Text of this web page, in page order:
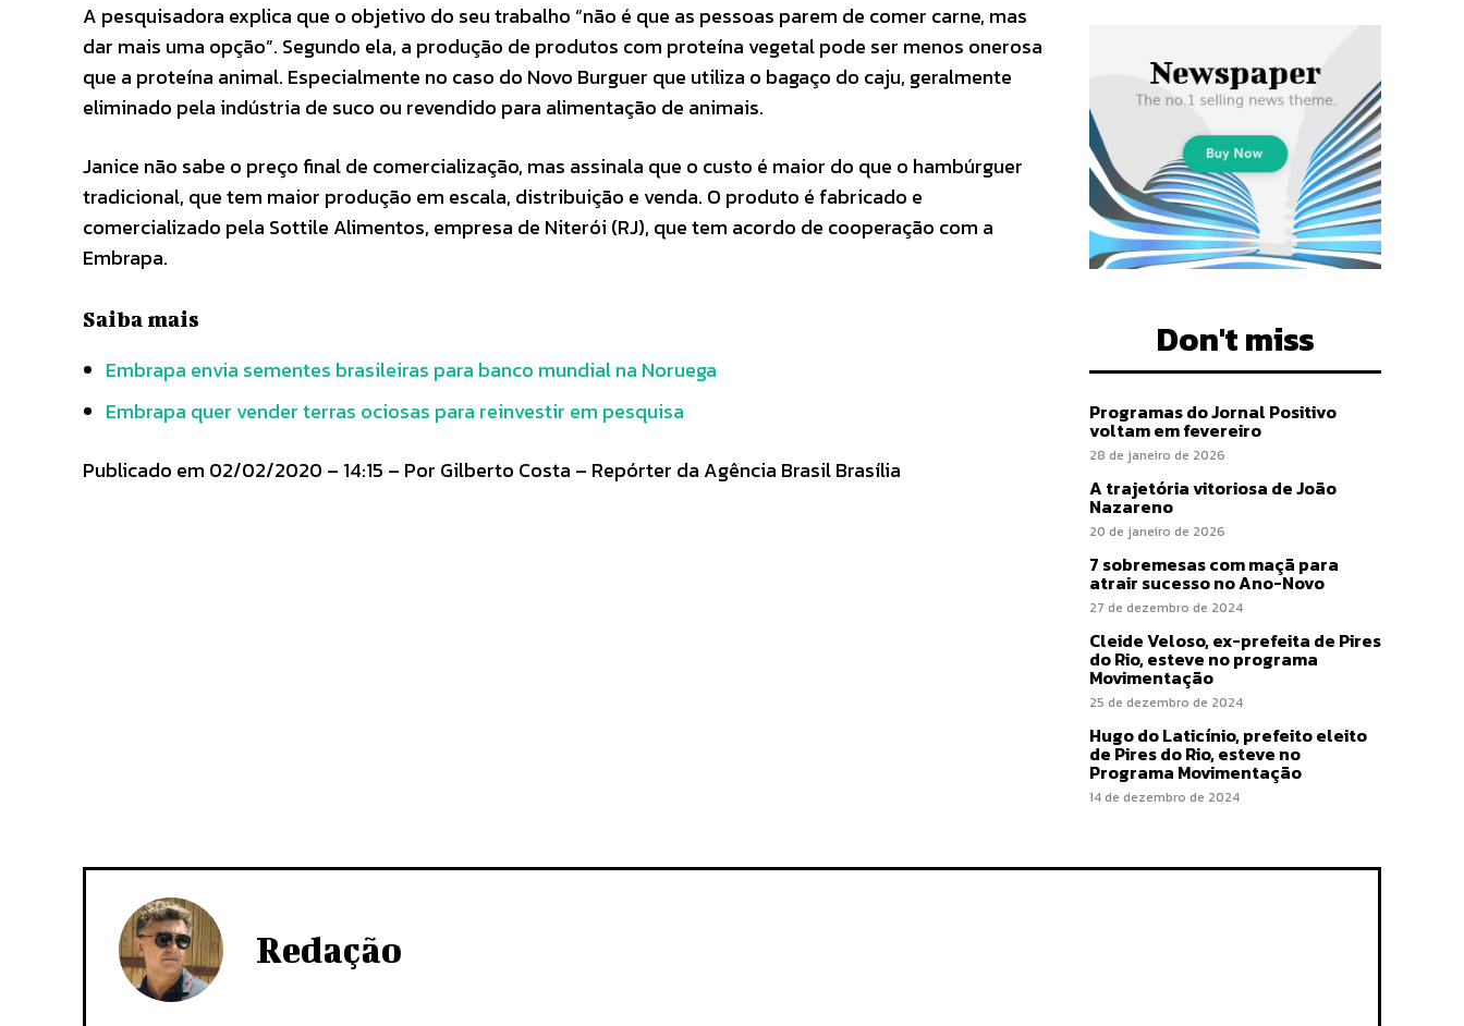
A pesquisadora explica que o objetivo do seu trabalho “não é que as pessoas parem de comer carne, mas
dar mais uma opção”. Segundo ela, a produção de produtos com proteína vegetal pode ser menos onerosa
que a proteína animal. Especialmente no caso do Novo Burguer que utiliza o bagaço do caju, geralmente
eliminado pela indústria de suco ou revendido para alimentação de animais.
Janice não sabe o preço final de comercialização, mas assinala que o custo é maior do que o hambúrguer
tradicional, que tem maior produção em escala, distribuição e venda. O produto é fabricado e
comercializado pela Sottile Alimentos, empresa de Niterói (RJ), que tem acordo de cooperação com a
Embrapa.
Saiba mais
Embrapa envia sementes brasileiras para banco mundial na Noruega
Embrapa quer vender terras ociosas para reinvestir em pesquisa
Publicado em 02/02/2020 – 14:15 – Por Gilberto Costa – Repórter da Agência Brasil Brasília
Don't miss
Programas do Jornal Positivo
voltam em fevereiro
28 de janeiro de 2026
A trajetória vitoriosa de João
Nazareno
20 de janeiro de 2026
7 sobremesas com maçã para
atrair sucesso no Ano-Novo
27 de dezembro de 2024
Cleide Veloso, ex-prefeita de Pires
do Rio, esteve no programa
Movimentação
25 de dezembro de 2024
Hugo do Laticínio, prefeito eleito
de Pires do Rio, esteve no
Programa Movimentação
14 de dezembro de 2024
Redação